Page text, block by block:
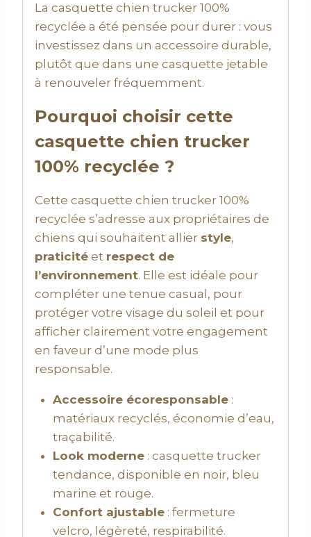
La casquette chien trucker 100%
recyclée a été pensée pour durer : vous
investissez dans un accessoire durable,
plutôt que dans une casquette jetable
à renouveler fréquemment.
Pourquoi choisir cette
casquette chien trucker
100% recyclée ?
Cette casquette chien trucker 100%
recyclée s’adresse aux propriétaires de
chiens qui souhaitent allier style,
praticité et respect de
l’environnement. Elle est idéale pour
compléter une tenue casual, pour
protéger votre visage du soleil et pour
afficher clairement votre engagement
en faveur d’une mode plus
responsable.
Accessoire écoresponsable:
matériaux recyclés, économie d’eau,
traçabilité.
Look moderne: casquette trucker
tendance, disponible en noir, bleu
marine et rouge.
Confort ajustable: fermeture
velcro, légèreté, respirabilité.